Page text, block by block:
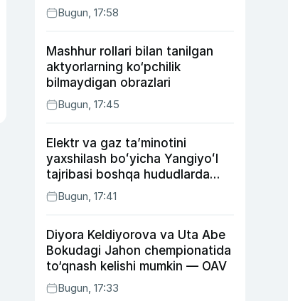
Bugun, 17:58
Mashhur rollari bilan tanilgan
aktyorlarning ko‘pchilik
bilmaydigan obrazlari
Bugun, 17:45
Elektr va gaz taʼminotini
yaxshilash boʻyicha Yangiyoʻl
tajribasi boshqa hududlarda
ham joriy etiladi
Bugun, 17:41
Diyora Keldiyorova va Uta Abe
Bokudagi Jahon chempionatida
to‘qnash kelishi mumkin — OAV
Bugun, 17:33